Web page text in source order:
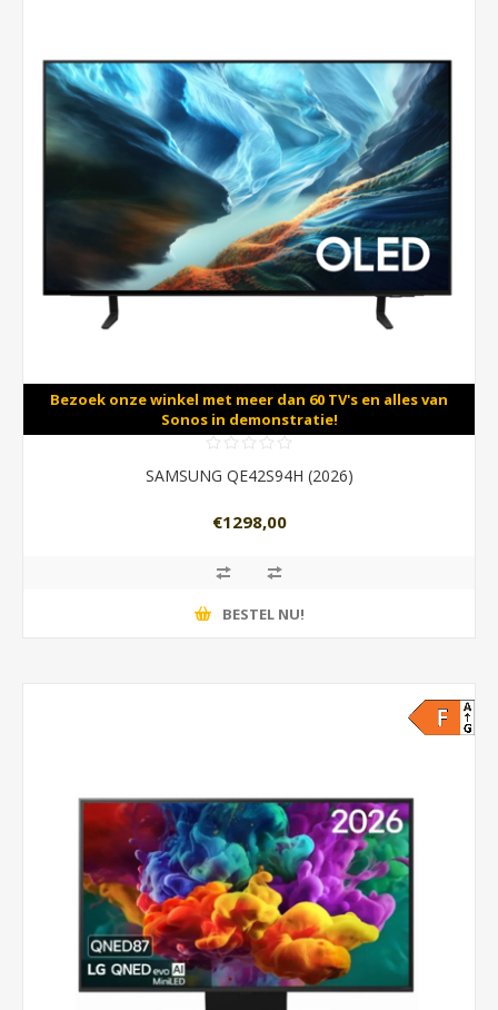
Bezoek onze winkel met meer dan 60 TV's en alles van
Sonos in demonstratie!
SAMSUNG QE42S94H (2026)
€1298,00
BESTEL NU!